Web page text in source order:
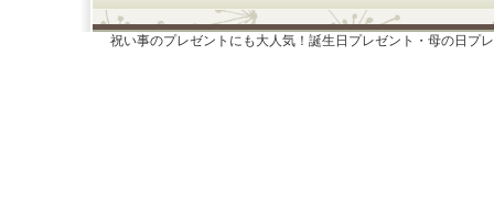
祝い事のプレゼントにも大人気！誕生日プレゼント・母の日プ